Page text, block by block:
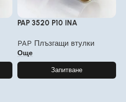
PAP 3520 P10 INA
PAP Плъзгащи втулки
Още
Запитване